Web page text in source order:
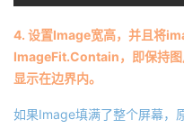
4. 设置Image宽高，并且将
ImageFit.Contain，即保持图
显示在边界内。
如果Image填满了整个屏幕，